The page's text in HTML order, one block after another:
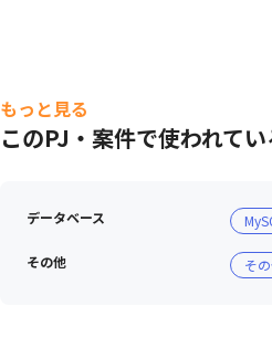
もっと見る
このPJ・案件で使われて
データベース
その他 そ